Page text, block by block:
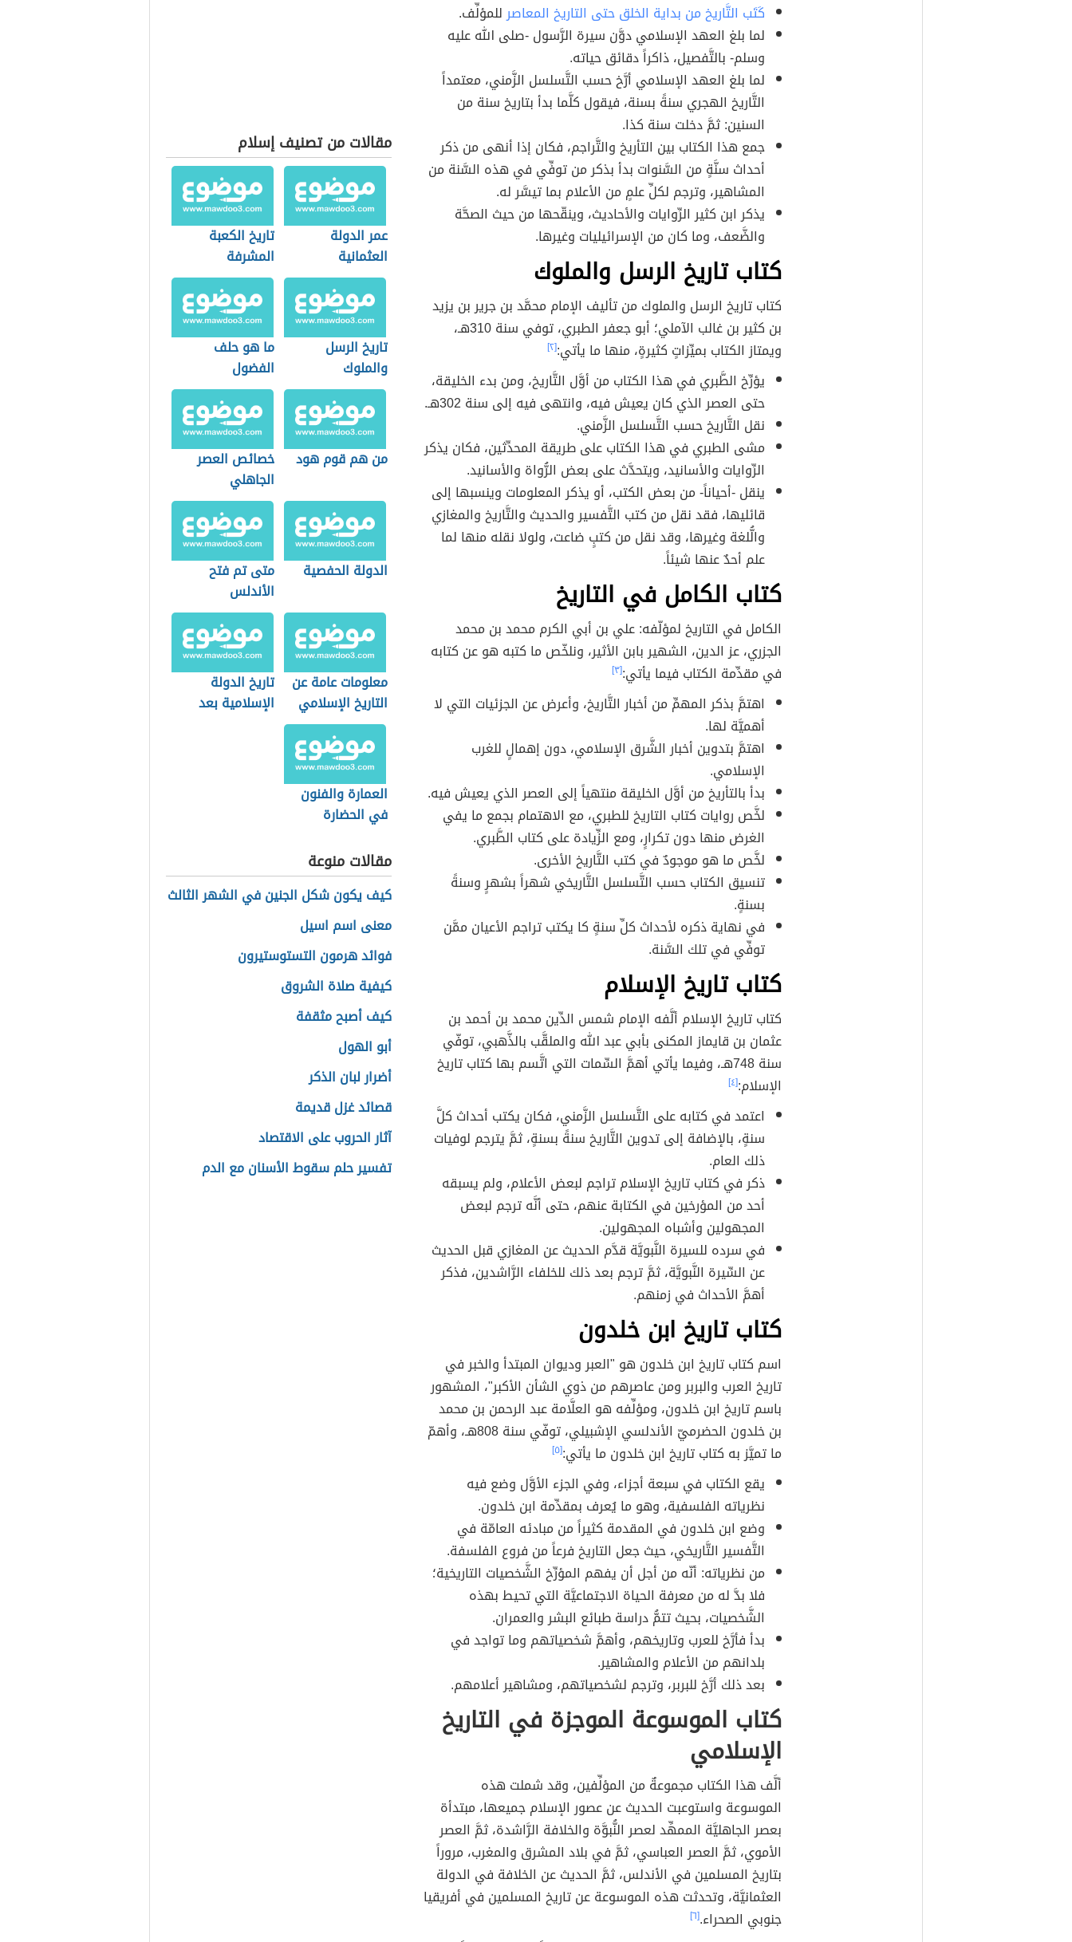
كَتَب التَّاريخ من بداية الخلق حتى التاريخ المعاصرللمؤلِّف.
لما بلغ العهد الإسلامي دوَّن سيرة الرَّسول -صلى الله عليه
وسلم- بالتَّفصيل، ذاكراً دقائق حياته.
لما بلغ العهد الإسلامي أرَّخ حسب التَّسلسل الزَّمني، معتمداً
التَّاريخ الهجري سنةً بسنة، فيقول كلَّما بدأ بتاريخ سنة من
السنين: ثمَّ دخلت سنة كذا.
جمع هذا الكتاب بين التأريخ والتَّراجم، فكان إذا أنهى من ذكر
أحداث سنَّةٍ من السَّنوات بدأ بذكر من توفِّي في هذه السَّنة من
المشاهير، وترجم لكلِّ علمٍ من الأعلام بما تيسَّر له.
يذكر ابن كثير الرِّوايات والأحاديث، وينقّحها من حيث الصحَّة
والضَّعف، وما كان من الإسرائيليات وغيرها.
كتاب تاريخ الرسل والملوك
كتاب تاريخ الرسل والملوك من تأليف الإمام محمَّد بن جرير بن يزيد
بن كثير بن غالب الآملي؛ أبو جعفر الطبري، توفي سنة 310هـ،
ويمتاز الكتاب بميِّزاتٍ كثيرةٍ، منها ما يأتي:[٢]
يؤرِّخ الطَّبري في هذا الكتاب من أوَّل التَّاريخ، ومن بدء الخليقة،
حتى العصر الذي كان يعيش فيه، وانتهى فيه إلى سنة 302هـ.
نقل التَّاريخ حسب التَّسلسل الزَّمني.
مشى الطبري في هذا الكتاب على طريقة المحدِّثين، فكان يذكر
الرِّوايات والأسانيد، ويتحدَّث على بعض الرُّواة والأسانيد.
ينقل -أحياناً- من بعض الكتب، أو يذكر المعلومات وينسبها إلى
قائليها، فقد نقل من كتب التَّفسير والحديث والتَّاريخ والمغازي
والُّلغة وغيرها، وقد نقل من كتبٍ ضاعت، ولولا نقله منها لما
علم أحدٌ عنها شيئاً.
كتاب الكامل في التاريخ
الكامل في التاريخ لمؤلّفه: علي بن أبي الكرم محمد بن محمد
الجزري، عز الدين، الشهير بابن الأثير، ونلخّص ما كتبه هو عن كتابه
في مقدِّمة الكتاب فيما يأتي:[٣]
اهتمَّ بذكر المهمِّ من أخبار التَّاريخ، وأعرض عن الجزئيات التي لا
أهميَّة لها.
اهتمَّ بتدوين أخبار الشَّرق الإسلامي، دون إهمالٍ للغرب
الإسلامي.
بدأ بالتأريخ من أوَّل الخليقة منتهياً إلى العصر الذي يعيش فيه.
لخَّص روايات كتاب التاريخ للطبري، مع الاهتمام بجمع ما يفي
الغرض منها دون تكرارٍ، ومع الزِّيادة على كتاب الطَّبري.
لخَّص ما هو موجودٌ في كتب التَّاريخ الأخرى.
تنسيق الكتاب حسب التَّسلسل التَّاريخي شهراً بشهرٍ وسنةً
بسنةٍ.
في نهاية ذكره لأحداث كلِّ سنةٍ كا يكتب تراجم الأعيان ممَّن
توفِّي في تلك السَّنة.
كتاب تاريخ الإسلام
كتاب تاريخ الإسلام ألَّفه الإمام شمس الدِّين محمد بن أحمد بن
عثمان بن قايماز المكنى بأبي عبد الله والملقَّب بالذَّهبي، توفّي
سنة 748هـ، وفيما يأتي أهمَّ السِّمات التي اتَّسم بها كتاب تاريخ
الإسلام:[٤]
اعتمد في كتابه على التَّسلسل الزَّمني، فكان يكتب أحداث كلَّ
سنةٍ، بالإضافة إلى تدوين التَّاريخ سنةً بسنةٍ، ثمَّ يترجم لوفيات
ذلك العام.
ذكر في كتاب تاريخ الإسلام تراجم لبعض الأعلام، ولم يسبقه
أحد من المؤرخين في الكتابة عنهم، حتى أنَّه ترجم لبعض
المجهولين وأشباه المجهولين.
في سرده للسيرة النَّبويَّة قدَّم الحديث عن المغازي قبل الحديث
عن السِّيرة النَّبويَّة، ثمَّ ترجم بعد ذلك للخلفاء الرَّاشدين، فذكر
أهمَّ الأحداث في زمنهم.
كتاب تاريخ ابن خلدون
اسم كتاب تاريخ ابن خلدون هو "العبر وديوان المبتدأ والخبر في
تاريخ العرب والبربر ومن عاصرهم من ذوي الشأن الأكبر"، المشهور
باسم تاريخ ابن خلدون، ومؤلِّفه هو العلَّامة عبد الرحمن بن محمد
بن خلدون الحضرميّ الأندلسي الإشبيلي، توفّي سنة 808هـ، وأهمّ
ما تميَّز به كتاب تاريخ ابن خلدون ما يأتي:[٥]
يقع الكتاب في سبعة أجزاء، وفي الجزء الأوَّل وضع فيه
نظرياته الفلسفية، وهو ما يُعرف بمقدِّمة ابن خلدون.
وضع ابن خلدون في المقدمة كثيراً من مبادئه العامّة في
التَّفسير التَّاريخي، حيث جعل التاريخ فرعاً من فروع الفلسفة.
من نظرياته: أنّه من أجل أن يفهم المؤرِّخ الشَّخصيات التاريخية؛
فلا بدَّ له من معرفة الحياة الاجتماعيَّة التي تحيط بهذه
الشَّخصيات، بحيث تتمُّ دراسة طبائع البشر والعمران.
بدأ فأرَّخ للعرب وتاريخهم، وأهمَّ شخصياتهم وما تواجد في
بلدانهم من الأعلام والمشاهير.
بعد ذلك أرَّخ للبربر، وترجم لشخصياتهم، ومشاهير أعلامهم.
كتاب الموسوعة الموجزة في التاريخ
الإسلامي
ألَّف هذا الكتاب مجموعةٌ من المؤلِّفين، وقد شملت هذه
الموسوعة واستوعبت الحديث عن عصور الإسلام جميعها، مبتدأة
بعصر الجاهليَّة الممهِّد لعصر النُّبوَّة والخلافة الرَّاشدة، ثمَّ العصر
الأموي، ثمَّ العصر العباسي، ثمَّ في بلاد المشرق والمغرب، مروراً
بتاريخ المسلمين في الأندلس، ثمَّ الحديث عن الخلافة في الدولة
العثمانيَّة، وتحدثت هذه الموسوعة عن تاريخ المسلمين في أفريقيا
جنوبي الصحراء.[٦]
مقالات من تصنيف إسلام
عمر الدولة
العثمانية
تاريخ الكعبة
المشرفة
تاريخ الرسل
والملوك
ما هو حلف
الفضول
من هم قوم هود
خصائص العصر
الجاهلي
الدولة الحفصية
متى تم فتح
الأندلس
معلومات عامة عن
التاريخ الإسلامي
تاريخ الدولة
الإسلامية بعد
العمارة والفنون
في الحضارة
مقالات منوعة
كيف يكون شكل الجنين في الشهر الثالث
معنى اسم اسيل
فوائد هرمون التستوستيرون
كيفية صلاة الشروق
كيف أصبح مثقفة
أبو الهول
أضرار لبان الذكر
قصائد غزل قديمة
آثار الحروب على الاقتصاد
تفسير حلم سقوط الأسنان مع الدم